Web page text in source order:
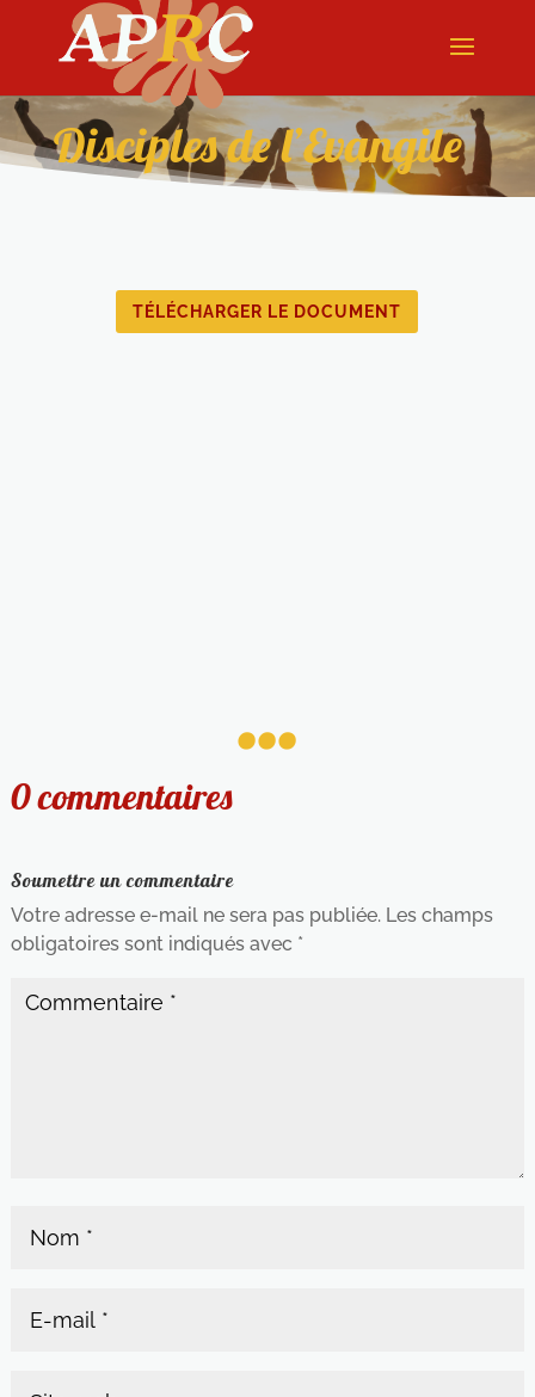
Disciples de l’Evangile
TÉLÉCHARGER LE DOCUMENT
...
0 commentaires
Soumettre un commentaire
Votre adresse e-mail ne sera pas publiée. Les champs
obligatoires sont indiqués avec *